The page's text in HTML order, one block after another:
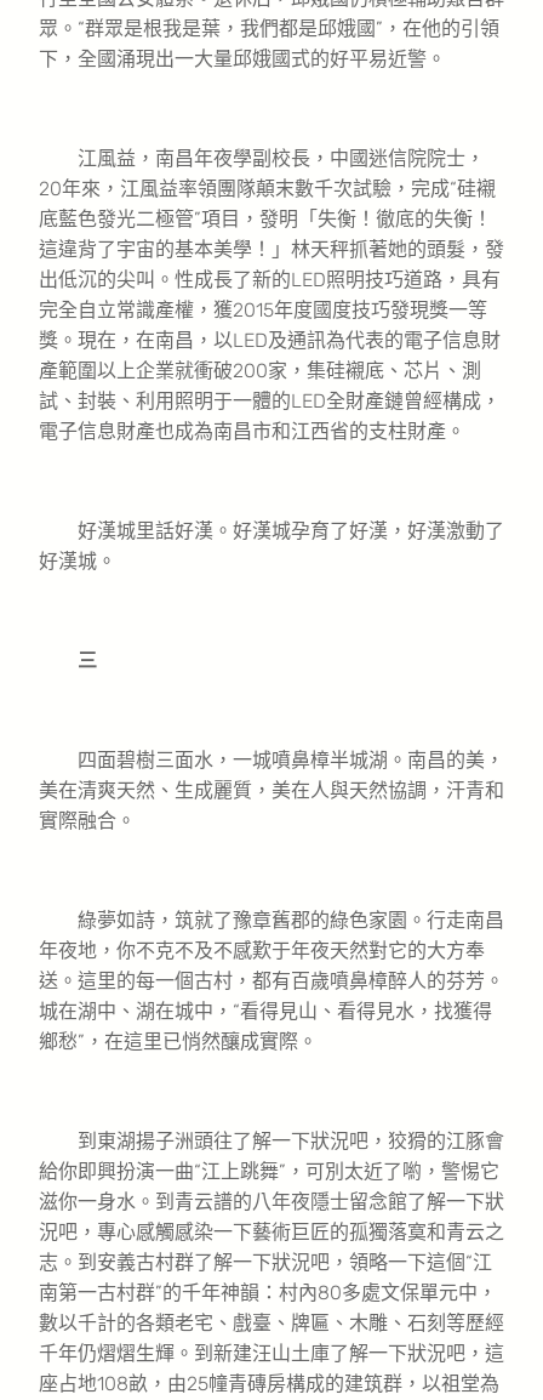
眾。“群眾是根我是葉，我們都是邱娥國”，在他的引領
下，全國涌現出一大量邱娥國式的好平易近警。
江風益，南昌年夜學副校長，中國迷信院院士，
20年來，江風益率領團隊顛末數千次試驗，完成“硅襯
底藍色發光二極管”項目，發明「失衡！徹底的失衡！
這違背了宇宙的基本美學！」林天秤抓著她的頭髮，發
出低沉的尖叫。性成長了新的LED照明技巧道路，具有
完全自立常識產權，獲2015年度國度技巧發現獎一等
獎。現在，在南昌，以LED及通訊為代表的電子信息財
產範圍以上企業就衝破200家，集硅襯底、芯片、測
試、封裝、利用照明于一體的LED全財產鏈曾經構成，
電子信息財產也成為南昌市和江西省的支柱財產。
好漢城里話好漢。好漢城孕育了好漢，好漢激動了
好漢城。
三
四面碧樹三面水，一城噴鼻樟半城湖。南昌的美，
美在清爽天然、生成麗質，美在人與天然協調，汗青和
實際融合。
綠夢如詩，筑就了豫章舊郡的綠色家園。行走南昌
年夜地，你不克不及不感歎于年夜天然對它的大方奉
送。這里的每一個古村，都有百歲噴鼻樟醉人的芬芳。
城在湖中、湖在城中，“看得見山、看得見水，找獲得
鄉愁”，在這里已悄然釀成實際。
到東湖揚子洲頭往了解一下狀況吧，狡猾的江豚會
給你即興扮演一曲“江上跳舞”，可別太近了喲，警惕它
滋你一身水。到青云譜的八年夜隱士留念館了解一下狀
況吧，專心感觸感染一下藝術巨匠的孤獨落寞和青云之
志。到安義古村群了解一下狀況吧，領略一下這個“江
南第一古村群”的千年神韻：村內80多處文保單元中，
數以千計的各類老宅、戲臺、牌匾、木雕、石刻等歷經
千年仍熠熠生輝。到新建汪山土庫了解一下狀況吧，這
座占地108畝，由25幢青磚房構成的建筑群，以祖堂為